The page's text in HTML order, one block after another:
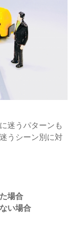
迷うパターンも
うシーン別に対
場合
い場合